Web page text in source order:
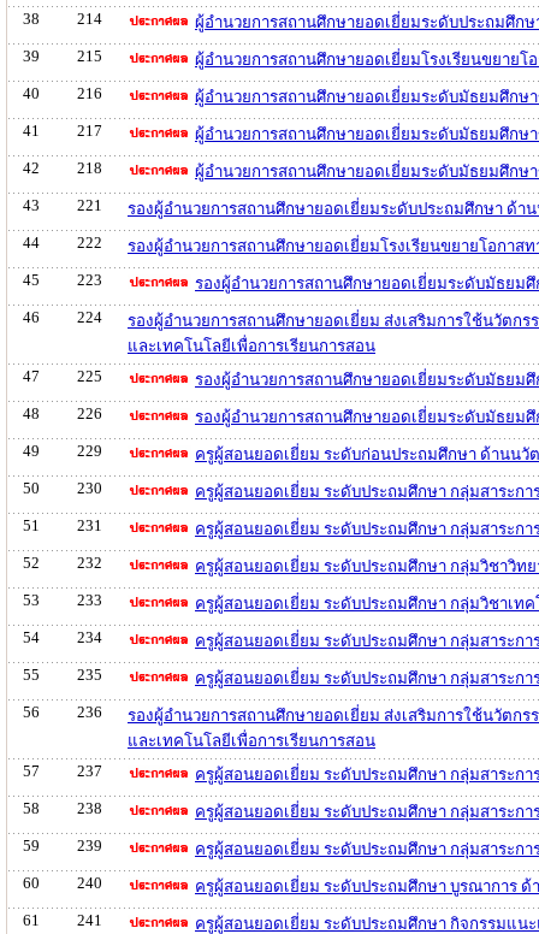
38
214
ผู้อำนวยการสถานศึกษายอดเยี่ยมระดับประถมศึก
39
215
ผู้อำนวยการสถานศึกษายอดเยี่ยมโรงเรียนขยาย
40
216
ผู้อำนวยการสถานศึกษายอดเยี่ยมระดับมัธยมศึกษ
41
217
ผู้อำนวยการสถานศึกษายอดเยี่ยมระดับมัธยมศึกษ
42
218
ผู้อำนวยการสถานศึกษายอดเยี่ยมระดับมัธยมศึกษ
43
221
รองผู้อำนวยการสถานศึกษายอดเยี่ยมระดับประถมศึกษา ด้า
44
222
รองผู้อำนวยการสถานศึกษายอดเยี่ยมโรงเรียนขยายโอกาส
45
223
รองผู้อำนวยการสถานศึกษายอดเยี่ยมระดับมัธยม
46
224
รองผู้อำนวยการสถานศึกษายอดเยี่ยม ส่งเสริมการใช้นวัตก
และเทคโนโลยีเพื่อการเรียนการสอน
47
225
รองผู้อำนวยการสถานศึกษายอดเยี่ยมระดับมัธยม
48
226
รองผู้อำนวยการสถานศึกษายอดเยี่ยมระดับมัธยม
49
229
ครูผู้สอนยอดเยี่ยม ระดับก่อนประถมศึกษา ด้านนวั
50
230
ครูผู้สอนยอดเยี่ยม ระดับประถมศึกษา กลุ่มสาระก
51
231
ครูผู้สอนยอดเยี่ยม ระดับประถมศึกษา กลุ่มสาระก
52
232
ครูผู้สอนยอดเยี่ยม ระดับประถมศึกษา กลุ่มวิชาวิท
53
233
ครูผู้สอนยอดเยี่ยม ระดับประถมศึกษา กลุ่มวิชาเท
54
234
ครูผู้สอนยอดเยี่ยม ระดับประถมศึกษา กลุ่มสาระก
55
235
ครูผู้สอนยอดเยี่ยม ระดับประถมศึกษา กลุ่มสาระก
56
236
รองผู้อำนวยการสถานศึกษายอดเยี่ยม ส่งเสริมการใช้นวัตก
และเทคโนโลยีเพื่อการเรียนการสอน
57
237
ครูผู้สอนยอดเยี่ยม ระดับประถมศึกษา กลุ่มสาระก
58
238
ครูผู้สอนยอดเยี่ยม ระดับประถมศึกษา กลุ่มสาระก
59
239
ครูผู้สอนยอดเยี่ยม ระดับประถมศึกษา กลุ่มสาระก
60
240
ครูผู้สอนยอดเยี่ยม ระดับประถมศึกษา บูรณาการ
61
241
ครูผู้สอนยอดเยี่ยม ระดับประถมศึกษา กิจกรรมแน